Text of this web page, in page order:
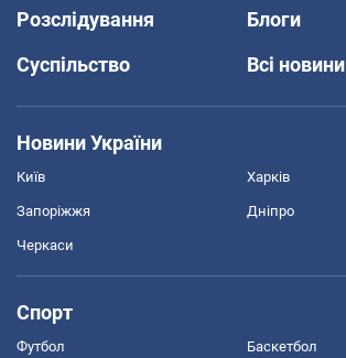
Розслідування
Блоги
Суспільство
Всі новини
Новини України
Київ Харків
Запоріжжя Дніпро
Черкаси
Спорт
Футбол Баскетбол